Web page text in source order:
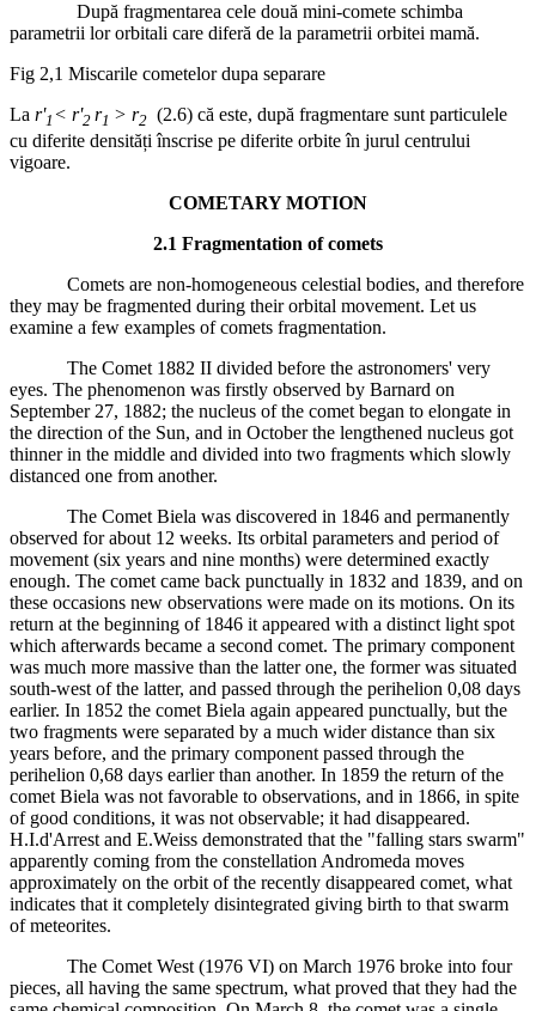
După fragmentarea cele două mini-comete schimba
parametrii lor orbitali care diferă de la parametrii orbitei mamă.
Fig 2,1 Miscarile cometelor dupa separare
La r'1 < r'2 r1 > r2 (2.6) că este, după fragmentare sunt particulele
cu diferite densități înscrise pe diferite orbite în jurul centrului
vigoare.
COMETARY MOTION
2.1 Fragmentation of comets
Comets are non-homogeneous celestial bodies, and therefore
they may be fragmented during their orbital movement. Let us
examine a few examples of comets fragmentation.
The Comet 1882 II divided before the astronomers' very
eyes. The phenomenon was firstly observed by Barnard on
September 27, 1882; the nucleus of the comet began to elongate in
the direction of the Sun, and in October the lengthened nucleus got
thinner in the middle and divided into two fragments which slowly
distanced one from another.
The Comet Biela was discovered in 1846 and permanently
observed for about 12 weeks. Its orbital parameters and period of
movement (six years and nine months) were determined exactly
enough. The comet came back punctually in 1832 and 1839, and on
these occasions new observations were made on its motions. On its
return at the beginning of 1846 it appeared with a distinct light spot
which afterwards became a second comet. The primary component
was much more massive than the latter one, the former was situated
south-west of the latter, and passed through the perihelion 0,08 days
earlier. In 1852 the comet Biela again appeared punctually, but the
two fragments were separated by a much wider distance than six
years before, and the primary component passed through the
perihelion 0,68 days earlier than another. In 1859 the return of the
comet Biela was not favorable to observations, and in 1866, in spite
of good conditions, it was not observable; it had disappeared.
H.I.d'Arrest and E.Weiss demonstrated that the "falling stars swarm"
apparently coming from the constellation Andromeda moves
approximately on the orbit of the recently disappeared comet, what
indicates that it completely disintegrated giving birth to that swarm
of meteorites.
The Comet West (1976 VI) on March 1976 broke into four
pieces, all having the same spectrum, what proved that they had the